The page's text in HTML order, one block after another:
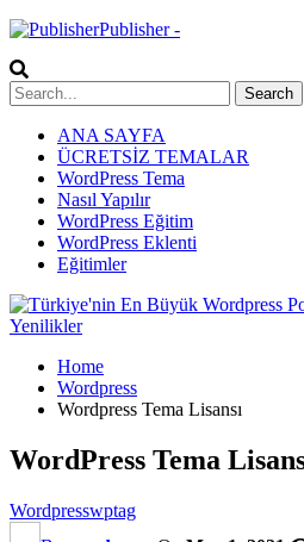
Publisher -
ANA SAYFA
ÜCRETSİZ TEMALAR
WordPress Tema
Nasıl Yapılır
WordPress Eğitim
WordPress Eklenti
Eğitimler
Home
Wordpress
Wordpress Tema Lisansı
WordPress Tema
Wordpresswptag